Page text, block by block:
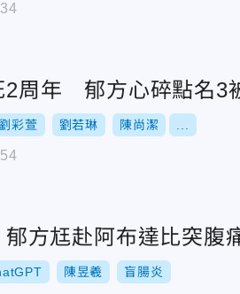
2周年 郁方心碎點名3
彩萱 劉若琳 陳尚潔
郁方尪赴阿布達比突
陳昱羲 盲腸炎